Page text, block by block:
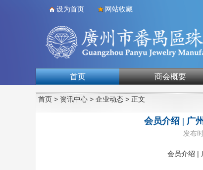
设为首页 网站收藏
首页 商会概要
合作单位
首页 > 资讯中心 > 企业动态 > 正文
会员介绍 | 广
发布
会员介绍 | 广